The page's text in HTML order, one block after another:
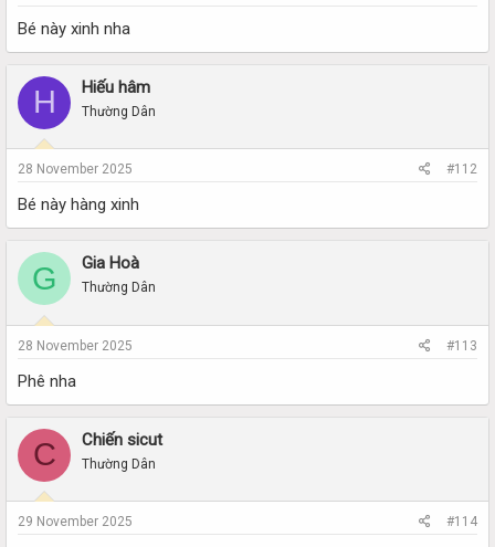
Bé này xinh nha
H Hiếu hâm
Thường Dân
28 November 2025 #112
Bé này hàng xinh
G Gia Hoà
Thường Dân
28 November 2025 #113
Phê nha
C Chiến sicut
Thường Dân
29 November 2025 #114